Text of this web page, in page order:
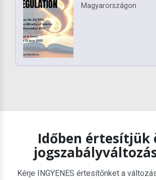
Magyarországon
Időben értesítjük
Kérje INGYENES értesítőnket a